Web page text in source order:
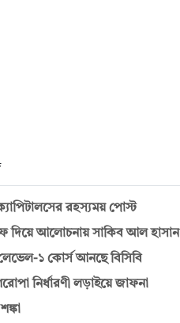
রহস্যময় পোস্ট
দিয়ে আলোচনায় সাকিব আল হাসান
১ কোর্স আনছে বিসিবি
নির্ধারণী লড়াইয়ে জাফনা